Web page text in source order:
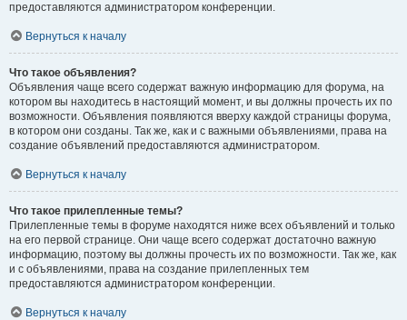
предоставляются администратором конференции.
Вернуться к началу
Что такое объявления?
Объявления чаще всего содержат важную информацию для форума, на
котором вы находитесь в настоящий момент, и вы должны прочесть их по
возможности. Объявления появляются вверху каждой страницы форума,
в котором они созданы. Так же, как и с важными объявлениями, права на
создание объявлений предоставляются администратором.
Вернуться к началу
Что такое прилепленные темы?
Прилепленные темы в форуме находятся ниже всех объявлений и только
на его первой странице. Они чаще всего содержат достаточно важную
информацию, поэтому вы должны прочесть их по возможности. Так же, как
и с объявлениями, права на создание прилепленных тем
предоставляются администратором конференции.
Вернуться к началу